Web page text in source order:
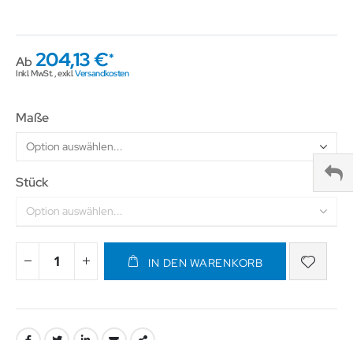
Ab 204,13 €
Inkl. MwSt.,exkl.Versandkosten
Maße
Stück
IN DEN WARENKORB